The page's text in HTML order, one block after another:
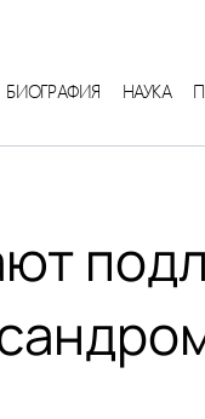
БИОГРАФИЯ НАУКА